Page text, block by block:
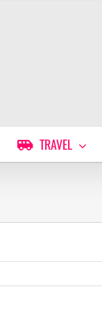
TRAVEL